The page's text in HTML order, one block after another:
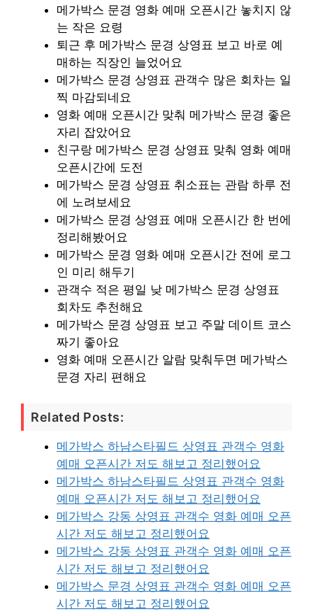
메가박스 문경 영화 예매 오픈시간 놓치지 않
는 작은 요령
퇴근 후 메가박스 문경 상영표 보고 바로 예
매하는 직장인 늘었어요
메가박스 문경 상영표 관객수 많은 회차는 일
찍 마감되네요
영화 예매 오픈시간 맞춰 메가박스 문경 좋은
자리 잡았어요
친구랑 메가박스 문경 상영표 맞춰 영화 예매
오픈시간에 도전
메가박스 문경 상영표 취소표는 관람 하루 전
에 노려보세요
메가박스 문경 상영표 예매 오픈시간 한 번에
정리해봤어요
메가박스 문경 영화 예매 오픈시간 전에 로그
인 미리 해두기
관객수 적은 평일 낮 메가박스 문경 상영표
회차도 추천해요
메가박스 문경 상영표 보고 주말 데이트 코스
짜기 좋아요
영화 예매 오픈시간 알람 맞춰두면 메가박스
문경 자리 편해요
Related Posts:
메가박스 하남스타필드 상영표 관객수 영화
예매 오픈시간 저도 해보고 정리했어요
메가박스 하남스타필드 상영표 관객수 영화
예매 오픈시간 저도 해보고 정리했어요
메가박스 강동 상영표 관객수 영화 예매 오픈
시간 저도 해보고 정리했어요
메가박스 강동 상영표 관객수 영화 예매 오픈
시간 저도 해보고 정리했어요
메가박스 문경 상영표 관객수 영화 예매 오픈
시간 저도 해보고 정리했어요